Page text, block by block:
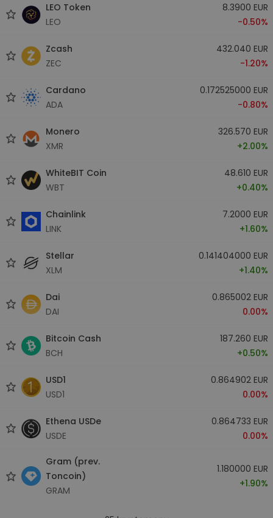
LEO Token
LEO
8.3900 EUR
-0.50%
Zcash
ZEC
432.040 EUR
-1.20%
Cardano
ADA
0.172525000 EUR
-0.80%
Monero
XMR
326.570 EUR
+2.00%
WhiteBIT Coin
WBT
48.610 EUR
+0.40%
Chainlink
LINK
7.2000 EUR
+1.60%
Stellar
XLM
0.141404000 EUR
+1.40%
Dai
DAI
0.865002 EUR
0.00%
Bitcoin Cash
BCH
187.260 EUR
+0.50%
USD1
USD1
0.864902 EUR
0.00%
Ethena USDe
USDE
0.864733 EUR
0.00%
Gram (prev.
Toncoin)
GRAM
1.180000 EUR
+1.90%